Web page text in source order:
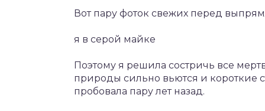
Вот пару фоток свежих перед
я в серой майке
Поэтому я решила состричь все
природы сильно вьются и короткие
пробовала пару лет назад.